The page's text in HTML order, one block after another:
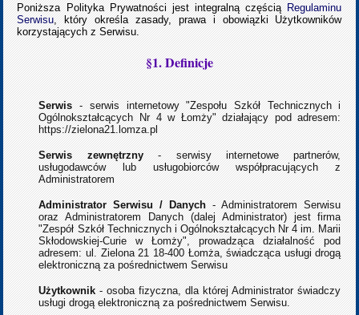
Poniższa Polityka Prywatności jest integralną częścią Regulaminu
Serwisu , który określa zasady, prawa i obowiązki Użytkowników
korzystających z Serwisu.
§1. Definicje
Serwis - serwis internetowy "Zespołu Szkół Technicznych i
Ogólnokształcących Nr 4 w Łomży" działający pod adresem:
https://zielona21.lomza.pl
Serwis zewnętrzny- serwisy internetowe partnerów,
usługodawców lub usługobiorców współpracujących z
Administratorem
Administrator Serwisu / Danych - Administratorem Serwisu
oraz Administratorem Danych (dalej Administrator) jest firma
"Zespół Szkół Technicznych i Ogólnokształcących Nr 4 im. Marii
Skłodowskiej-Curie w Łomży", prowadząca działalność pod
adresem: ul. Zielona 21 18-400 Łomża, świadcząca usługi drogą
elektroniczną za pośrednictwem Serwisu
Użytkownik - osoba fizyczna, dla której Administrator świadczy
usługi drogą elektroniczną za pośrednictwem Serwisu.